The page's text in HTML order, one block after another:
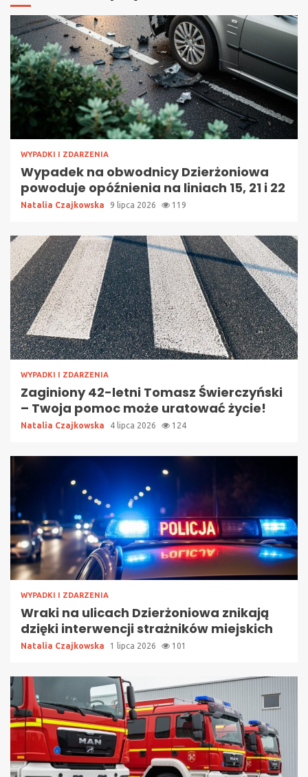
WYPADKI I ZDARZENIA
Wypadek na obwodnicy Dzierżoniowa
powoduje opóźnienia na liniach 15, 21 i 22
Natalia Czajkowska 9 lipca 2026 119
WYPADKI I ZDARZENIA
Zaginiony 42-letni Tomasz Świerczyński
– Twoja pomoc może uratować życie!
Natalia Czajkowska 4 lipca 2026 124
WYPADKI I ZDARZENIA
Wraki na ulicach Dzierżoniowa znikają
dzięki interwencji strażników miejskich
Natalia Czajkowska 1 lipca 2026 101